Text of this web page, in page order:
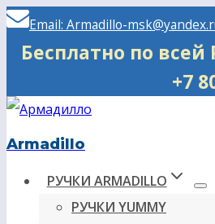
Перейти
Email: Armadillo-
Бесплатно по
+7
Armadillo
РУЧКИ ARMADILLO
РУЧКИ YUMMY